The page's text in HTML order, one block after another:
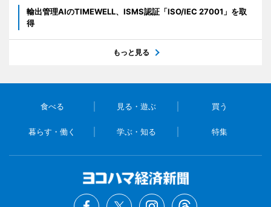
輸出管理AIのTIMEWELL、ISMS認証「ISO/IEC 27001」を取
得
もっと見る
食べる 見る・遊ぶ 買う
暮らす・働く 学ぶ・知る 特集